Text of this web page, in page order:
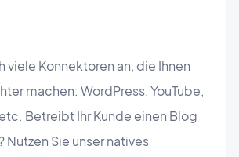
viele Konnektoren an, die Ihnen
machen: WordPress, YouTube,
Betreibt Ihr Kunde einen Blog
Nutzen Sie unser natives